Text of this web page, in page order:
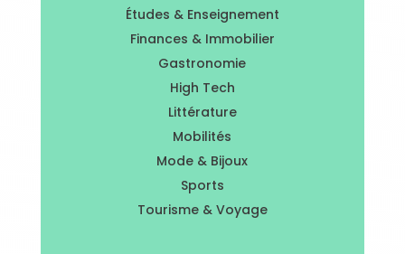
Études & Enseignement
Finances & Immobilier
Gastronomie
High Tech
Littérature
Mobilités
Mode & Bijoux
Sports
Tourisme & Voyage